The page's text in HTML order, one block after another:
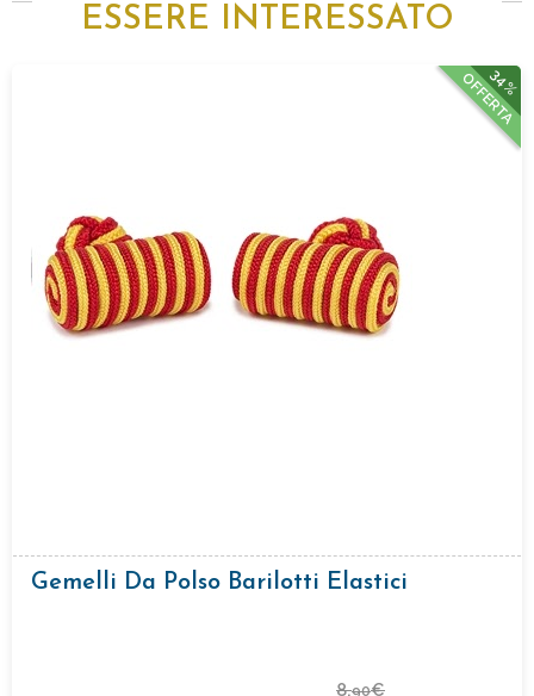
ESSERE INTERESSATO
34%
OFFERTA
Gemelli Da Polso Barilotti Elastici
8,90€